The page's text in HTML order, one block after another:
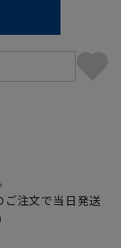
ご注文で当日発送